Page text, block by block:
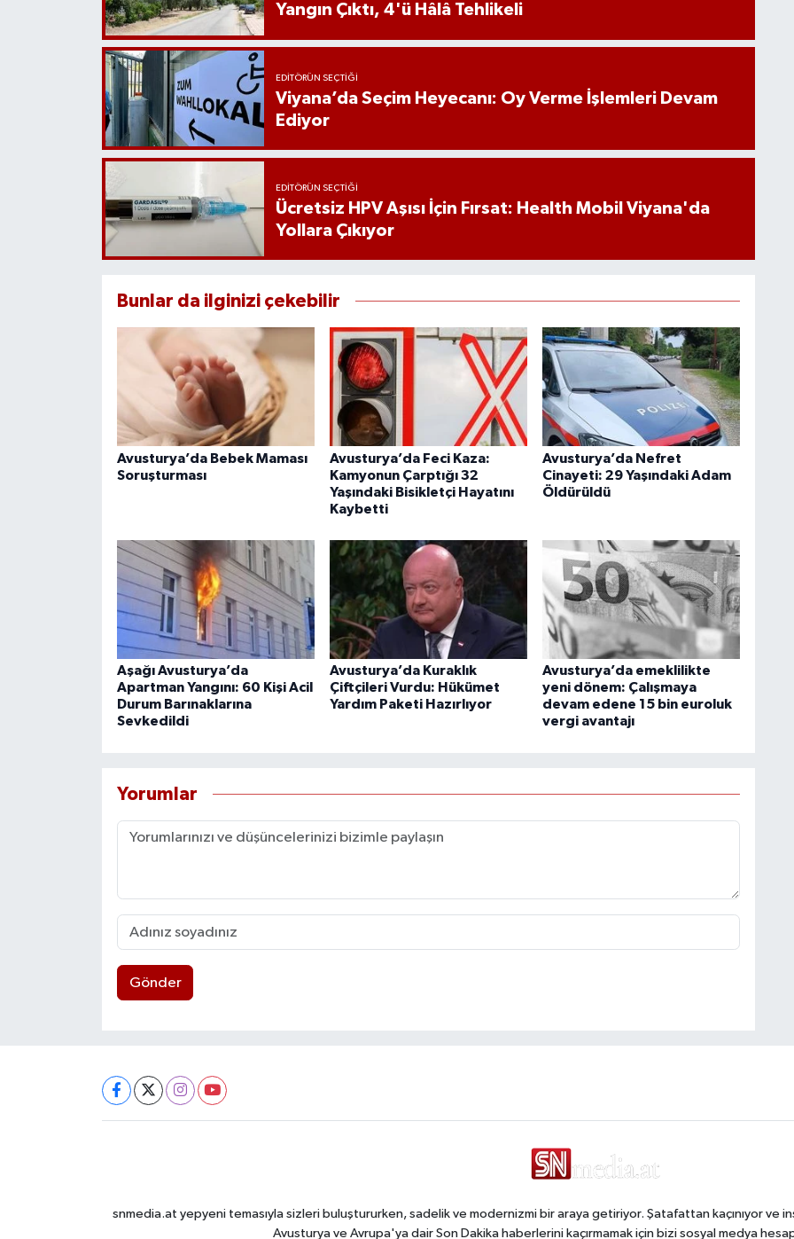
Yangın Çıktı, 4'ü Hâlâ Tehlikeli
EDITÖRÜN SEÇTIĞI
Viyana’da Seçim Heyecanı: Oy Verme İşlemleri Devam
Ediyor
EDITÖRÜN SEÇTIĞI
Ücretsiz HPV Aşısı İçin Fırsat: Health Mobil Viyana'da
Yollara Çıkıyor
Bunlar da ilginizi çekebilir
Avusturya’da Bebek Maması
Soruşturması
Avusturya’da Feci Kaza:
Kamyonun Çarptığı 32
Yaşındaki Bisikletçi Hayatını
Kaybetti
Avusturya’da Nefret
Cinayeti: 29 Yaşındaki Adam
Öldürüldü
Aşağı Avusturya’da
Apartman Yangını: 60 Kişi Acil
Durum Barınaklarına
Sevkedildi
Avusturya’da Kuraklık
Çiftçileri Vurdu: Hükümet
Yardım Paketi Hazırlıyor
Avusturya’da emeklilikte
yeni dönem: Çalışmaya
devam edene 15 bin euroluk
vergi avantajı
Yorumlar
Gönder
snmedia.at yepyeni temasıyla sizleri buluştururken, sadelik ve modernizmi bir araya getiriyor. Şatafattan kaçınıyor ve
Avusturya ve Avrupa'ya dair Son Dakika haberlerini kaçırmamak için bizi sosyal medya